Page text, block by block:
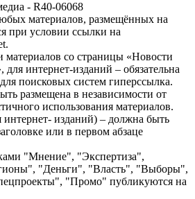
- R40-06068
материалов, размещённых на
при условии ссылки на
со страницы «Новости
интернет-изданий – обязательна
поисковых систем гиперссылка.
размещена в независимости от
использования материалов.
интернет- изданий) – должна быть
или в первом абзаце
"Мнение", "Экспертиза",
"Деньги", "Власть", "Выборы",
"Промо" публикуются на